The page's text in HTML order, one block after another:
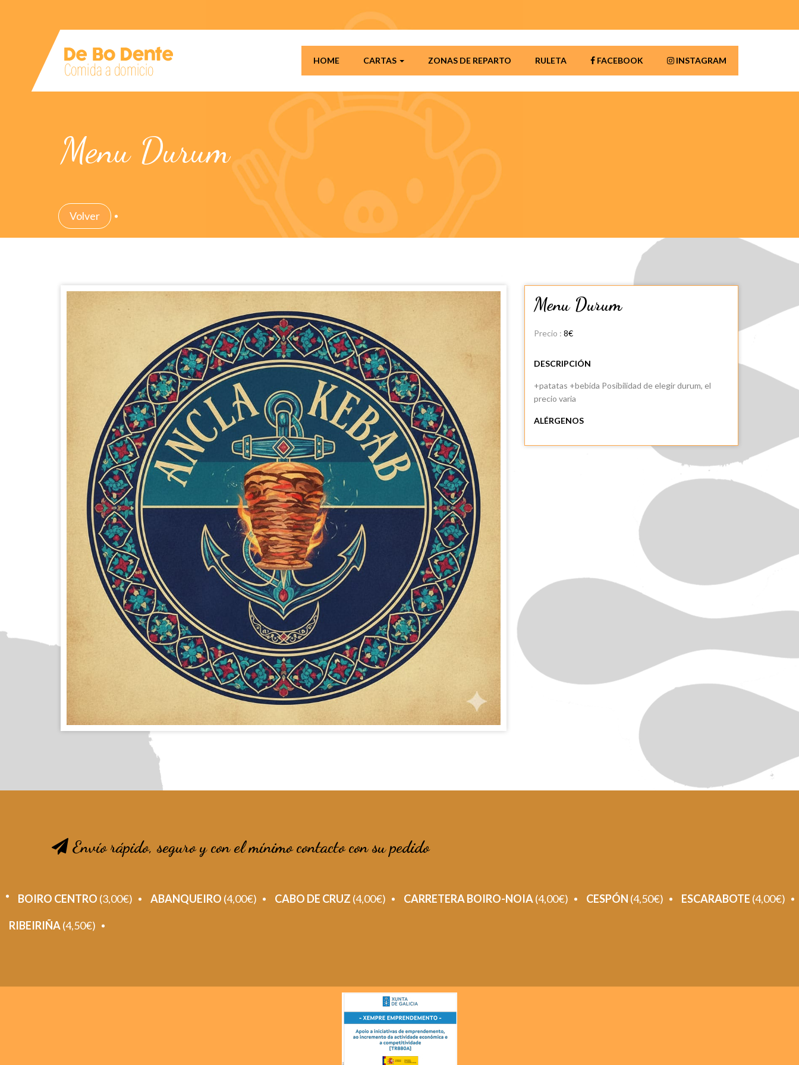
HOME CARTAS ZONAS DE REPARTO RULETA FACEBOOK INSTAGRAM
Menu Durum
Volver
Menu Durum
Precio : 8€
DESCRIPCIÓN
+patatas +bebida Posibilidad de elegir durum, el
precio varia
ALÉRGENOS
Envío rápido, seguro y con el mínimo contacto con su pedido
BOIRO CENTRO (3,00€) ABANQUEIRO (4,00€) CABO DE CRUZ (4,00€) CARRETERA BOIRO-NOIA(4,00€) CESPÓN (4,50€) ESCARABOTE (4,00€)
RIBEIRIÑA(4,50€)